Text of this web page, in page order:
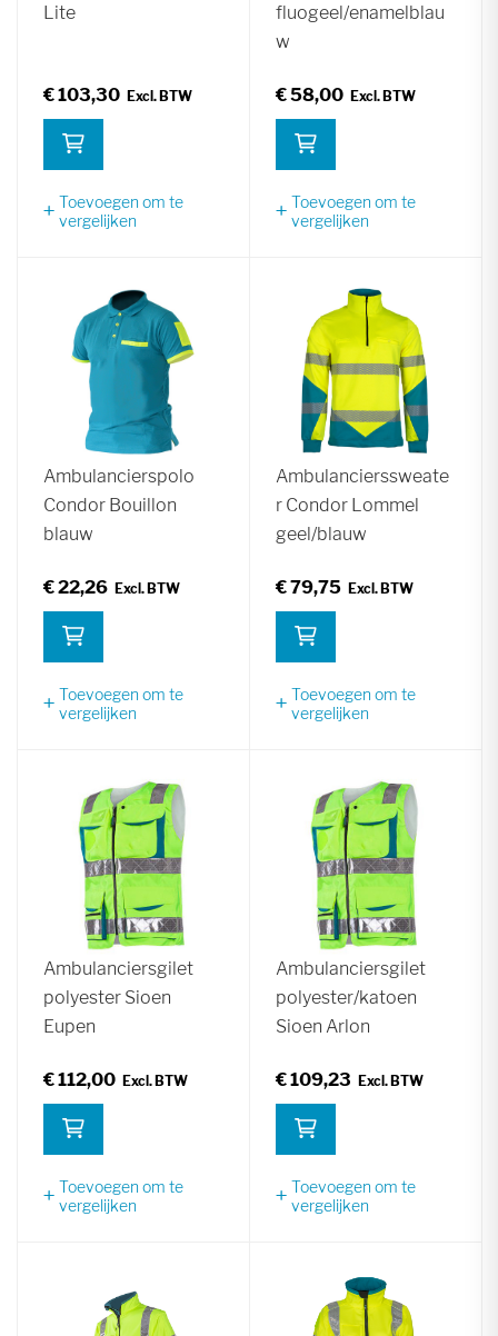
Lite
€ 103,30
Toevoegen om te
vergelijken
fluogeel/enamelblau
w
€ 58,00
Toevoegen om te
vergelijken
Ambulancierspolo
Condor Bouillon
blauw
€ 22,26
Toevoegen om te
vergelijken
Ambulancierssweate
r Condor Lommel
geel/blauw
€ 79,75
Toevoegen om te
vergelijken
Ambulanciersgilet
polyester Sioen
Eupen
€ 112,00
Toevoegen om te
vergelijken
Ambulanciersgilet
polyester/katoen
Sioen Arlon
€ 109,23
Toevoegen om te
vergelijken